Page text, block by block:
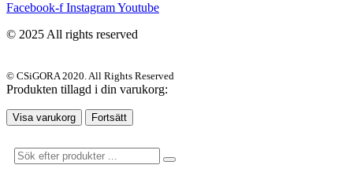
Facebook-f InstagramYoutube
© 2025 All rights reserved
© CSiGORA 2020. All Rights Reserved
Produkten tillagd i din varukorg:
Visa varukorg Fortsätt